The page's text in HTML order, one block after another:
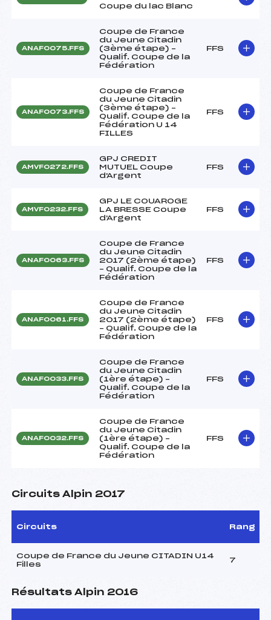
Coupe du lac Blanc
ANAF0075.FFS
Coupe de France
du Jeune Citadin
(3ème étape) –
Qualif. Coupe de la
Fédération
FFS
ANAF0073.FFS
Coupe de France
du Jeune Citadin
(3ème étape) –
Qualif. Coupe de la
Fédération U 14
FILLES
FFS
AMVF0272.FFS
GPJ CREDIT
MUTUEL Coupe
d'Argent
FFS
AMVF0232.FFS
GPJ LE COUAROGE
LA BRESSE Coupe
d'Argent
FFS
ANAF0063.FFS
Coupe de France
du Jeune Citadin
2017 (2ème étape)
– Qualif. Coupe de la
Fédération
FFS
ANAF0061.FFS
Coupe de France
du Jeune Citadin
2017 (2ème étape)
– Qualif. Coupe de la
Fédération
FFS
ANAF0033.FFS
Coupe de France
du Jeune Citadin
(1ère étape) –
Qualif. Coupe de la
Fédération
FFS
ANAF0032.FFS
Coupe de France
du Jeune Citadin
(1ère étape) –
Qualif. Coupe de la
Fédération
FFS
Circuits Alpin 2017
Circuits Rang
Coupe de France du Jeune CITADIN U14
Filles
7
Résultats Alpin 2016